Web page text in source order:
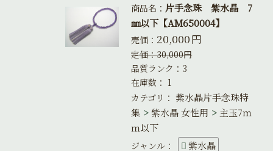
商品名： 片手念珠 紫水晶 7
㎜以下【AM650004】
売価： 20,000円
定価：30,000円
品質ランク：3
在庫数： 1
カテゴリ： 紫水晶片手念珠特
集
紫水晶 女性用
主玉7ｍ
ｍ以下
ジャンル： 紫水晶